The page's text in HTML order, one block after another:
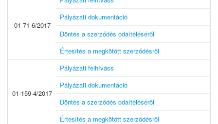
01-71-6/2017
Pályázati dokumentáció
Döntés a szerződés odaítéléséről
Értesítés a megkötött szerződésről
01-159-4/2017
Pályázati felhíváss
Pályázati dokumentáció
Döntés a szerződés odaítéléséről
Értesítés a megkötött szerződésről